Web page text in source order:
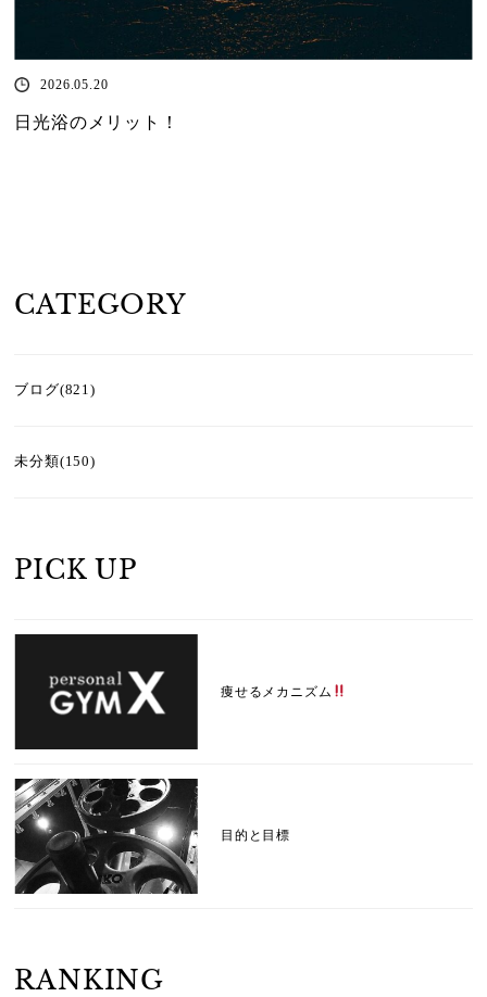
2026.05.20
日光浴のメリット！
CATEGORY
ブログ(821)
未分類(150)
PICK UP
痩せるメカニズム
目的と目標
RANKING